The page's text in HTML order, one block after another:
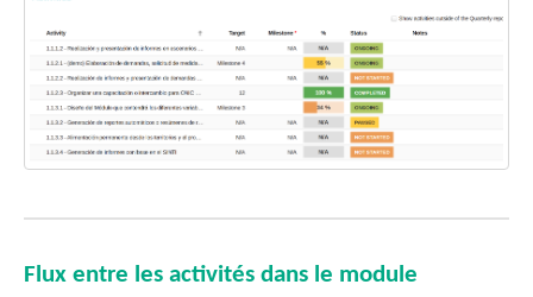
Flux entre les activités dans le module